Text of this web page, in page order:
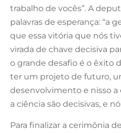
trabalho de vocês”. A
palavras de esperança: “a
que essa vitória que nós
virada de chave decisiva
o grande desafio é o êxito
ter um projeto de futuro,
desenvolvimento e nisso a
a ciência são decisivas, e
Para finalizar a cerimônia